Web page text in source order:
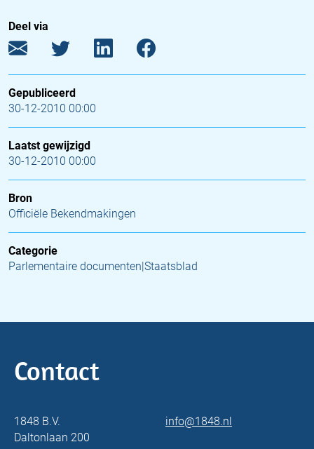
Deel via
Gepubliceerd
30-12-2010 00:00
Laatst gewijzigd
30-12-2010 00:00
Bron
Officiële Bekendmakingen
Categorie
Parlementaire documenten|Staatsblad
Contact
1848 B.V.
Daltonlaan 200
info@1848.nl